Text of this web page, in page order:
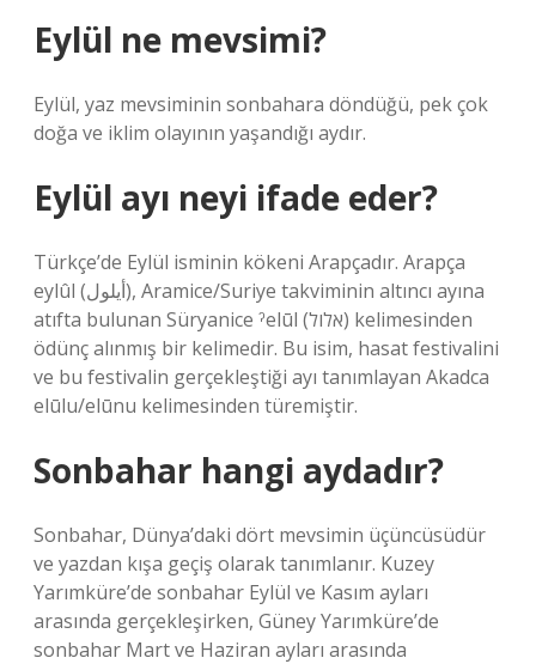
Eylül ne mevsimi?
Eylül, yaz mevsiminin sonbahara döndüğü, pek çok
doğa ve iklim olayının yaşandığı aydır.
Eylül ayı neyi ifade eder?
Türkçe’de Eylül isminin kökeni Arapçadır. Arapça
eylûl (أيلول), Aramice/Suriye takviminin altıncı ayına
atıfta bulunan Süryanice ˀelūl (אלול) kelimesinden
ödünç alınmış bir kelimedir. Bu isim, hasat festivalini
ve bu festivalin gerçekleştiği ayı tanımlayan Akadca
elūlu/elūnu kelimesinden türemiştir.
Sonbahar hangi aydadır?
Sonbahar, Dünya’daki dört mevsimin üçüncüsüdür
ve yazdan kışa geçiş olarak tanımlanır. Kuzey
Yarımküre’de sonbahar Eylül ve Kasım ayları
arasında gerçekleşirken, Güney Yarımküre’de
sonbahar Mart ve Haziran ayları arasında